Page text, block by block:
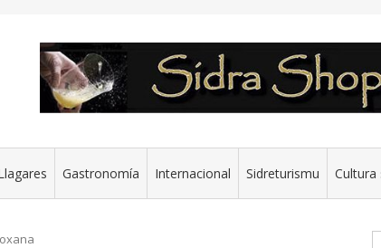
Gastronomía Internacional Sidreturismu Cultura